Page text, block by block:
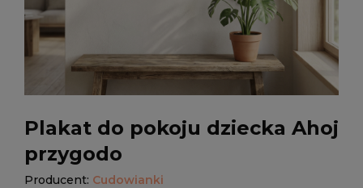
Plakat do pokoju dziecka Ahoj
przygodo
Producent: Cudowianki